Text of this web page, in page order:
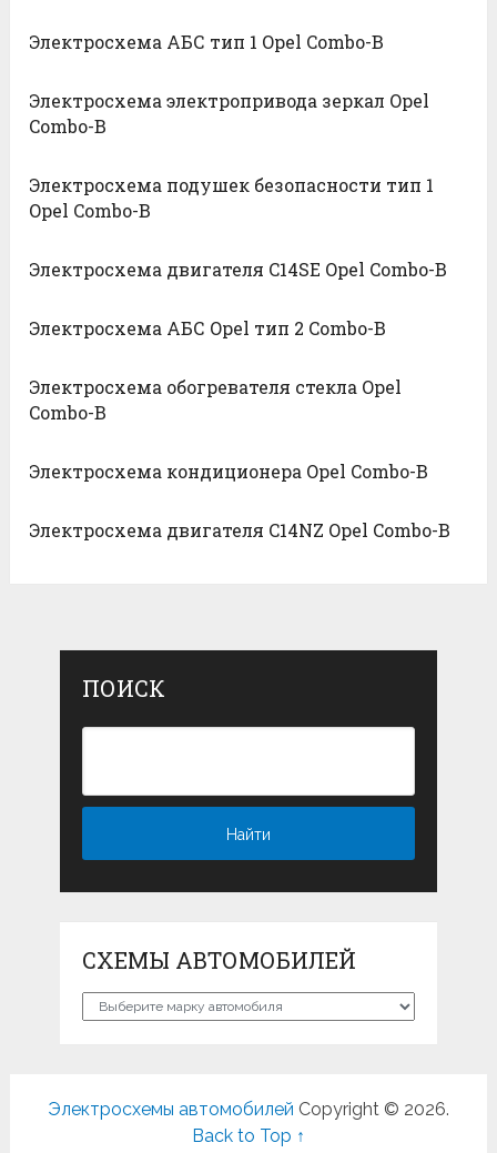
Электросхема АБС тип 1 Opel Combo-B
Электросхема электропривода зеркал Opel
Combo-B
Электросхема подушек безопасности тип 1
Opel Combo-B
Электросхема двигателя C14SE Opel Combo-B
Электросхема АБС Opel тип 2 Combo-B
Электросхема обогревателя стекла Opel
Combo-B
Электросхема кондиционера Opel Combo-B
Электросхема двигателя C14NZ Opel Combo-B
ПОИСК
СХЕМЫ АВТОМОБИЛЕЙ
Схемы
Электросхемы автомобилей Copyright © 2026.
Back to Top ↑